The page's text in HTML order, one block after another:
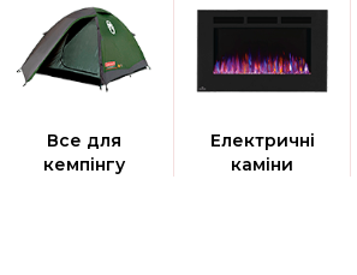
Все для
кемпінгу
Електричні
каміни